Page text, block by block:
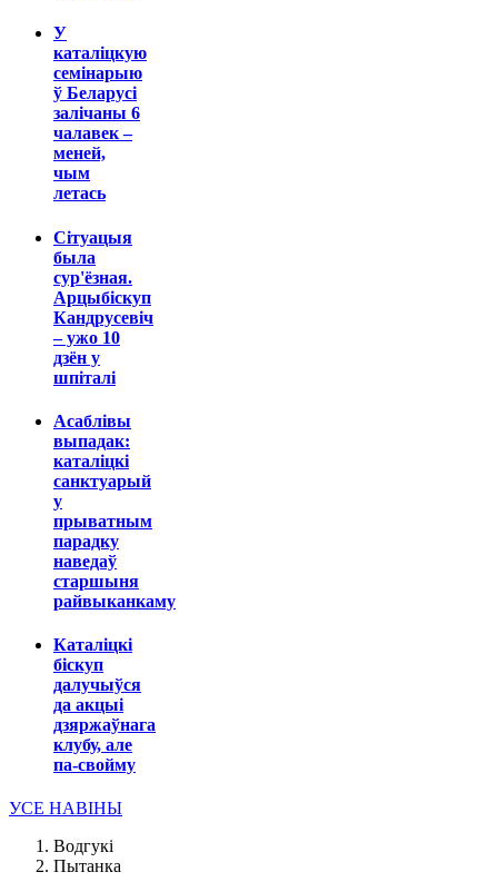
У
каталіцкую
семінарыю
ў Беларусі
залічаны 6
чалавек –
меней,
чым
летась
Сітуацыя
была
сур'ёзная.
Арцыбіскуп
Кандрусевіч
– ужо 10
дзён у
шпіталі
Асаблівы
выпадак:
каталіцкі
санктуарый
у
прыватным
парадку
наведаў
старшыня
райвыканкаму
Каталіцкі
біскуп
далучыўся
да акцыі
дзяржаўнага
клубу, але
па-свойму
УСЕ НАВІНЫ
Водгукі
Пытанка